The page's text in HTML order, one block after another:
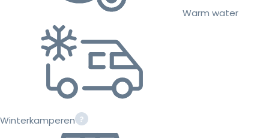
Warm water
Winterkamperen